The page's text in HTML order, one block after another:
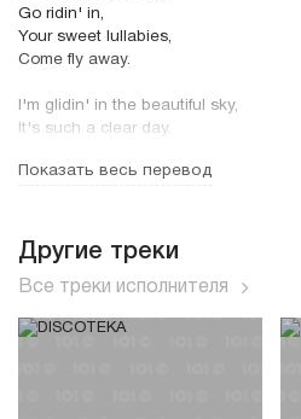
Go ridin' in,
Your sweet lullabies,
Come fly away.
I'm glidin' in the beautiful sky,
It's such a clear day.
Your sweet lullabies,
Feels like your beatin', beatin' the
Feels like there's nothin', nothin'
You are a motion that makes me high.
A magic potion, that's my soul.
Показать весь перевод
Другие треки
Все треки исполнителя